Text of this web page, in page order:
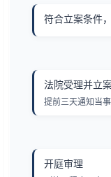
符合立案条件
法院受理并立
提前三天通知当
开庭审理